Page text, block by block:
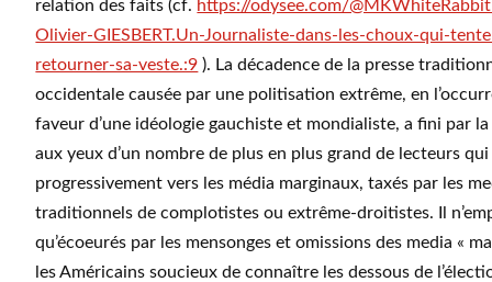
relation des faits (cf. https://odysee.com/
Olivier-GIESBERT.Un-Journaliste-dans-les-choux-qui-
retourner-sa-veste.:9 ). La décadence de la presse
occidentale causée par une politisation extrême, en
faveur d’une idéologie gauchiste et mondialiste, a fini par
aux yeux d’un nombre de plus en plus grand de lecteurs
progressivement vers les média marginaux, taxés par les
traditionnels de complotistes ou extrême-droitistes. Il
qu’écoeurés par les mensonges et omissions des media «
les Américains soucieux de connaître les dessous de